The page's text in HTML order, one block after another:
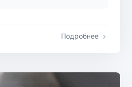
Подробнее